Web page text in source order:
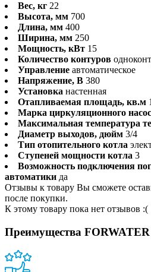
Вес, кг 22
Высота, мм 700
Длина, мм 400
Ширина, мм 250
Мощность, кВт 15
Количество контуров
Управление автоматическое
Напряжение, В 380
Установка настенная
Отапливаемая площадь, кв.м
Марка циркуляционного
Максимальная температура
Диаметр выходов, дюйм 3/4
Тип отопительного котла
Ступеней мощности котла 3
Возможность подключения
автоматики да
Отзывы к товару Вы сможете
после покупки.
К этому товару пока нет отзывов :(
Преимущества FORWATER